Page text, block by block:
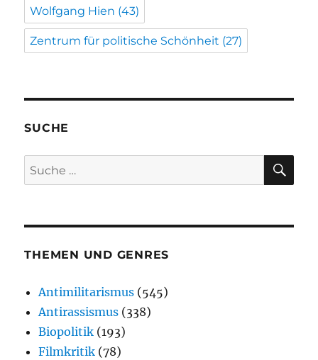
Wolfgang Hien (43)
Zentrum für politische Schönheit (27)
SUCHE
Suche
nach:
THEMEN UND GENRES
Antimilitarismus (545)
Antirassismus (338)
Biopolitik (193)
Filmkritik (78)